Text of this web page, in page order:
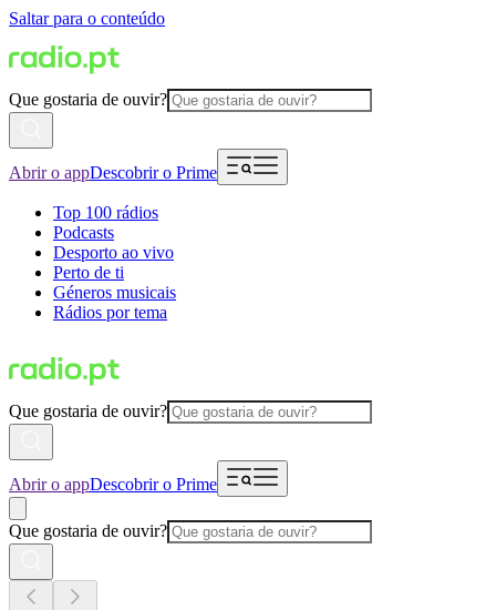
Saltar para o conteúdo
Que gostaria de ouvir?
Abrir o appDescobrir o Prime
Top 100 rádios
Podcasts
Desporto ao vivo
Perto de ti
Géneros musicais
Rádios por tema
Que gostaria de ouvir?
Abrir o appDescobrir o Prime
Que gostaria de ouvir?